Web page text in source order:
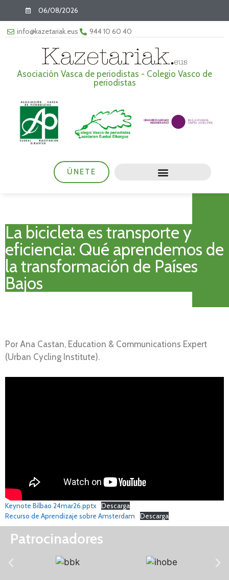
06/08/2026
info@kazetariak.eus 944 10 60 40
Asociación Vasca de periodistas - Colegio Vasco de
periodistas
ÚNETE
La bicicleta es transporte y
eficiencia: Qué aprendemos de
la transformación de Países
Bajos
Por Ana Castan, Education & Communications Expert
(Urban Cycling Institute).
Keynote Bilbao 24mar26.pptx
Descarga
Recurso de Aprendizaje sobre Amsterdam
Descarga
Patrocinadores